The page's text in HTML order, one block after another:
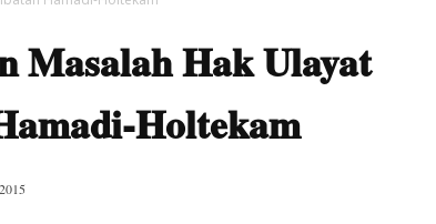
Masalah Hak Ulayat
Holtekam